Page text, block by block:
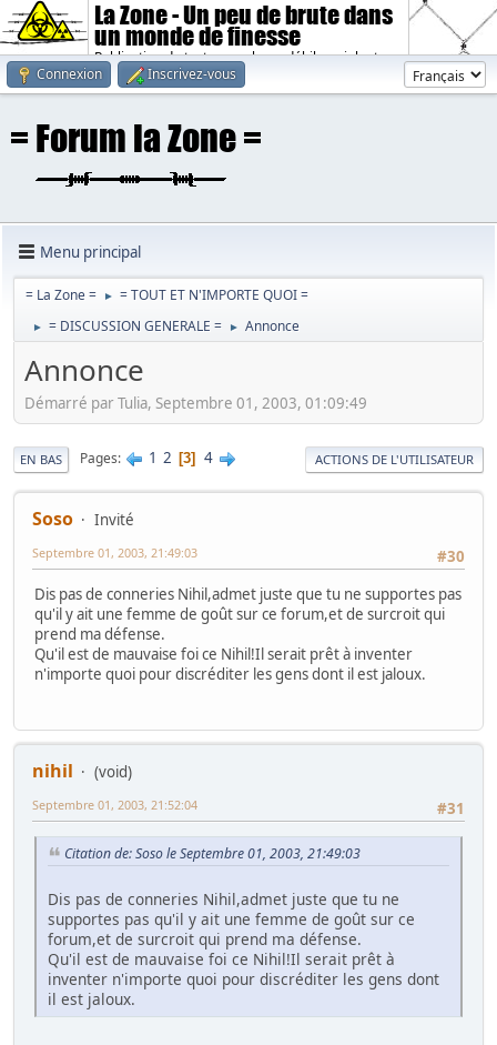
La Zone - Un peu de brute dans
un monde de finesse
Publication de textes sombres, débiles, violents.
Connexion
Inscrivez-vous
Menu principal
= La Zone = ► = TOUT ET N'IMPORTE QUOI =
► = DISCUSSION GENERALE = ► Annonce
Annonce
Démarré par Tulia, Septembre 01, 2003, 01:09:49
EN BAS Pages 1 2 3 4 ACTIONS DE L'UTILISATEUR
Soso
Invité
#30
Septembre 01, 2003, 21:49:03
Dis pas de conneries Nihil,admet juste que tu ne supportes pas
qu'il y ait une femme de goût sur ce forum,et de surcroit qui
prend ma défense.
Qu'il est de mauvaise foi ce Nihil!Il serait prêt à inventer
n'importe quoi pour discréditer les gens dont il est jaloux.
nihil
(void)
#31
Septembre 01, 2003, 21:52:04
Citation de: Soso le Septembre 01, 2003, 21:49:03
Dis pas de conneries Nihil,admet juste que tu ne
supportes pas qu'il y ait une femme de goût sur ce
forum,et de surcroit qui prend ma défense.
Qu'il est de mauvaise foi ce Nihil!Il serait prêt à
inventer n'importe quoi pour discréditer les gens dont
il est jaloux.